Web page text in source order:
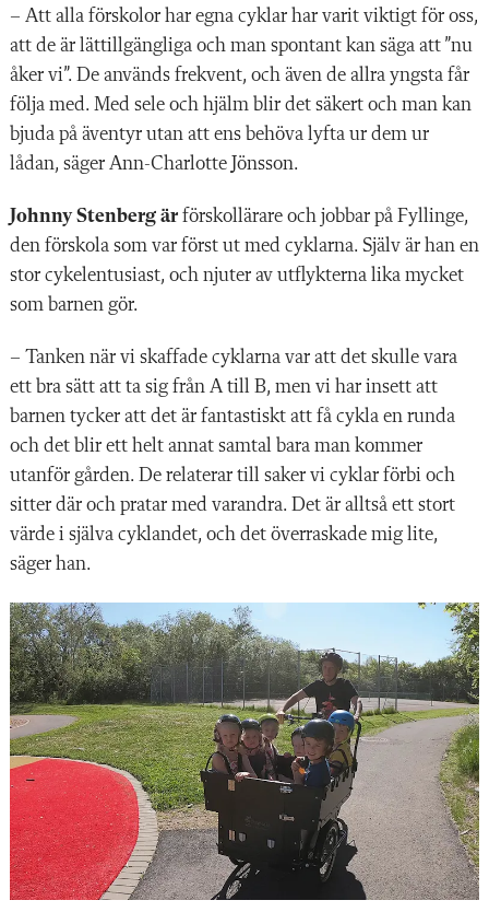
– Att alla förskolor har egna cyklar har varit viktigt för oss,
att de är lättillgängliga och man spontant kan säga att ”nu
åker vi”. De används frekvent, och även de allra yngsta får
följa med. Med sele och hjälm blir det säkert och man kan
bjuda på äventyr utan att ens behöva lyfta ur dem ur
lådan, säger Ann-Charlotte Jönsson.
Johnny Stenberg är förskollärare och jobbar på Fyllinge,
den förskola som var först ut med cyklarna. Själv är han en
stor cykelentusiast, och njuter av utflykterna lika mycket
som barnen gör.
– Tanken när vi skaffade cyklarna var att det skulle vara
ett bra sätt att ta sig från A till B, men vi har insett att
barnen tycker att det är fantastiskt att få cykla en runda
och det blir ett helt annat samtal bara man kommer
utanför gården. De relaterar till saker vi cyklar förbi och
sitter där och pratar med varandra. Det är alltså ett stort
värde i själva cyklandet, och det överraskade mig lite,
säger han.